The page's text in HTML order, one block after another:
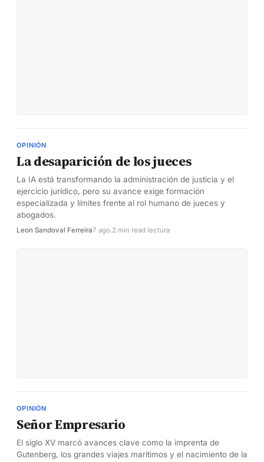
OPINIÓN
La desaparición de los jueces
La IA está transformando la administración de justicia y el
ejercicio jurídico, pero su avance exige formación
especializada y límites frente al rol humano de jueces y
abogados.
Leon Sandoval Ferreira7 ago.2 min read lectura
OPINIÓN
Señor Empresario
El siglo XV marcó avances clave como la imprenta de
Gutenberg, los grandes viajes marítimos y el nacimiento de la